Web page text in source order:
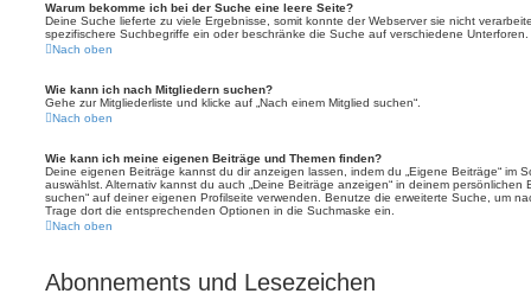
Warum bekomme ich bei der Suche eine leere Seite?
Deine Suche lieferte zu viele Ergebnisse, somit konnte der Webserver sie nicht
spezifischere Suchbegriffe ein oder beschränke die Suche auf verschiedene Unterforen.
Nach oben
Wie kann ich nach Mitgliedern suchen?
Gehe zur Mitgliederliste und klicke auf „Nach einem Mitglied suchen“.
Nach oben
Wie kann ich meine eigenen Beiträge und Themen finden?
Deine eigenen Beiträge kannst du dir anzeigen lassen, indem du „Eigene Beiträge“ im
auswählst. Alternativ kannst du auch „Deine Beiträge anzeigen“ in deinem persönlichen
suchen“ auf deiner eigenen Profilseite verwenden. Benutze die erweiterte Suche, um
Trage dort die entsprechenden Optionen in die Suchmaske ein.
Nach oben
Abonnements und Lesezeichen